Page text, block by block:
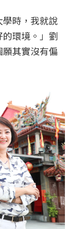
學時，我就說
環境。」劉
其實沒有偏